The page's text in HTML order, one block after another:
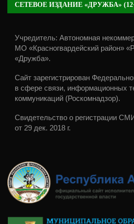
СЕТЕВОЕ ИЗДАНИЕ «ДРУЖБА»
Учредитель: Автономная
МО «Красногвардейский район»
«Дружба».
Сайт зарегистрирован
в сфере связи, информационных
коммуникаций (Роскомнадзор).
Свидетельство о регистрации
от 29 дек. 2018 г.